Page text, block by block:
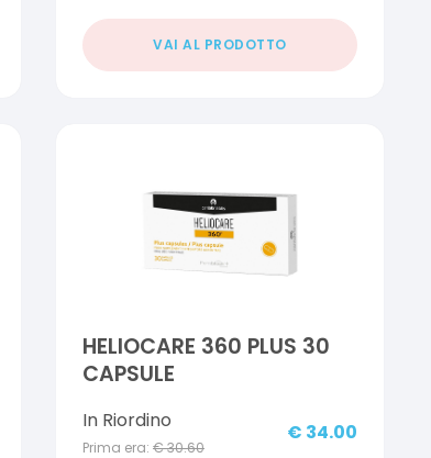
VAI AL PRODOTTO
HELIOCARE 360 PLUS 30
CAPSULE
In Riordino
Prima era: €30.60
€ 34.00